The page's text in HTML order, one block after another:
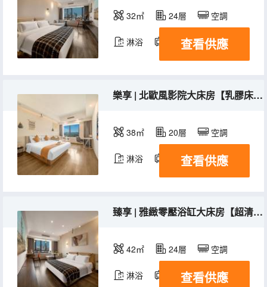
32㎡ 24層 空調
淋浴 電視機
查看供應
樂享 | 北歐風影院大床房【乳膠床墊+高清投影】
38㎡ 20層 空調
淋浴 電視機
查看供應
臻享 | 雅緻零壓浴缸大床房【超清投影+乳膠床墊】
42㎡ 24層 空調
淋浴 電視機
查看供應